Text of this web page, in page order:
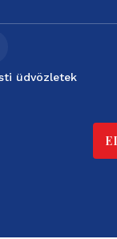
üdvözletek